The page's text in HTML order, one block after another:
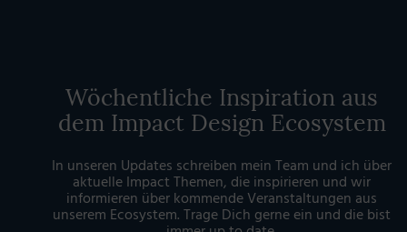
Wöchentliche Inspiration aus
dem Impact Design Ecosystem
In unseren Updates schreiben mein Team und ich über
aktuelle Impact Themen, die inspirieren und wir
informieren über kommende Veranstaltungen aus
unserem Ecosystem. Trage Dich gerne ein und die bist